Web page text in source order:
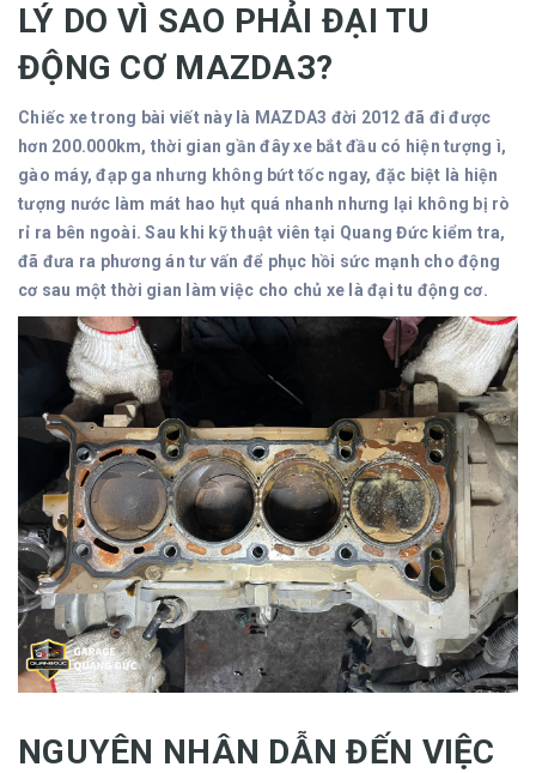
LÝ DO VÌ SAO PHẢI ĐẠI TU
ĐỘNG CƠ MAZDA3?
Chiếc xe trong bài viết này là MAZDA3 đời 2012 đã đi được
hơn 200.000km, thời gian gần đây xe bắt đầu có hiện tượng ì,
gào máy, đạp ga nhưng không bứt tốc ngay, đặc biệt là hiện
tượng nước làm mát hao hụt quá nhanh nhưng lại không bị rò
rỉ ra bên ngoài. Sau khi kỹ thuật viên tại Quang Đức kiểm tra,
đã đưa ra phương án tư vấn để phục hồi sức mạnh cho động
cơ sau một thời gian làm việc cho chủ xe là đại tu động cơ.
NGUYÊN NHÂN DẪN ĐẾN VIỆC